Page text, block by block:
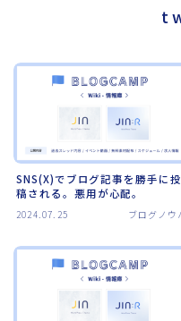
SNS(X)でブログ記事を勝手に投
稿される。悪用が心配。
2024.07.25 ブログノウ